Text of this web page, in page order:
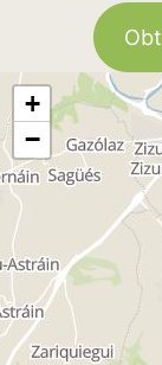
+
−